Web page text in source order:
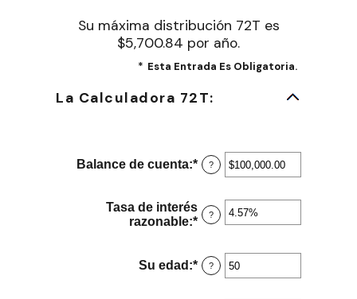
Su máxima distribución 72T es
$5,700.84 por año.
* Esta Entrada Es Obligatoria.
La Calculadora 72T:
Balance de cuenta:* Ingresa
un
entre
$0.00
$1,000,000,000.00
?
Tasa de interés
razonable:* Ingresa
monto
entre
0%
?
Su edad :* Ingresa
un
?